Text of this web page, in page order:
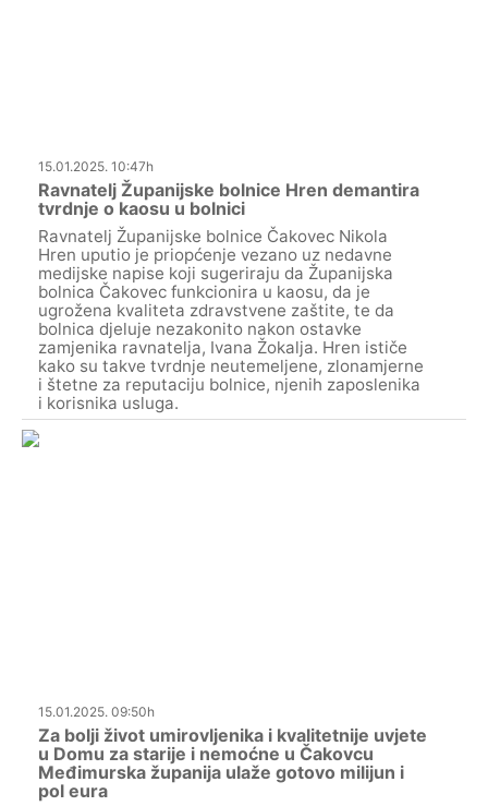
15.01.2025. 10:47h
Ravnatelj Županijske bolnice Hren demantira
tvrdnje o kaosu u bolnici
Ravnatelj Županijske bolnice Čakovec Nikola
Hren uputio je priopćenje vezano uz nedavne
medijske napise koji sugeriraju da Županijska
bolnica Čakovec funkcionira u kaosu, da je
ugrožena kvaliteta zdravstvene zaštite, te da
bolnica djeluje nezakonito nakon ostavke
zamjenika ravnatelja, Ivana Žokalja. Hren ističe
kako su takve tvrdnje neutemeljene, zlonamjerne
i štetne za reputaciju bolnice, njenih zaposlenika
i korisnika usluga.
15.01.2025. 09:50h
Za bolji život umirovljenika i kvalitetnije uvjete
u Domu za starije i nemoćne u Čakovcu
Međimurska županija ulaže gotovo milijun i
pol eura